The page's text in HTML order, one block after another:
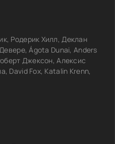
Родерик Хилл, Деклан
Ágota Dunai, Anders
Джексон, Алексис
David Fox, Katalin Krenn,